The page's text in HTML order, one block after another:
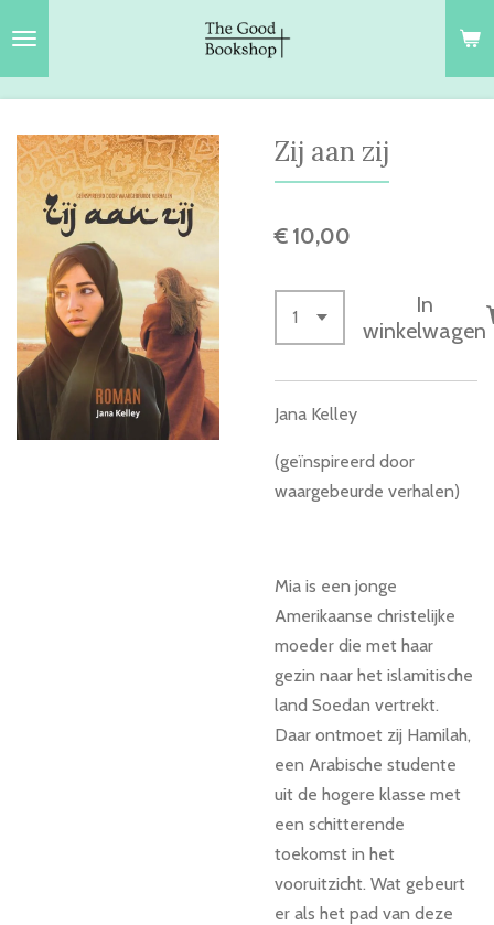
hoofdinhoud
Zij aan zij
€ 10,00
In
winkelwagen
Jana Kelley
(geïnspireerd door
waargebeurde verhalen)
Mia is een jonge
Amerikaanse christelijke
moeder die met haar
gezin naar het islamitische
land Soedan vertrekt.
Daar ontmoet zij Hamilah,
een Arabische studente
uit de hogere klasse met
een schitterende
toekomst in het
vooruitzicht. Wat gebeurt
er als het pad van deze